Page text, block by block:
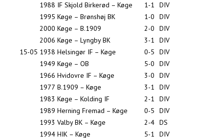
1988 IF Skjold Birkerød – Køge 1-1
DIV
1995 Køge – Brønshøj BK 1-0
DIV
2000 Køge – B.1909 2-0
DIV
2006 Køge – Lyngby BK 3-1
DIV
15-05 1938 Helsingør IF – Køge 0-5
DIV
1949 Køge – OB 5-0
DIV
1966 Hvidovre IF – Køge 3-0
DIV
1977 B.1909 – Køge 3-1
DIV
1983 Køge – Kolding IF 2-1
DIV
1989 Herning Fremad – Køge 0-5
DIV
1993 Valby BK – Køge 2-4 DS
1994 HIK – Køge 5-1 DIV